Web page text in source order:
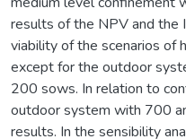
results of the NPV and the
viability of the scenarios of
except for the outdoor
200 sows. In relation to
outdoor system with 700
results. In the sensibility